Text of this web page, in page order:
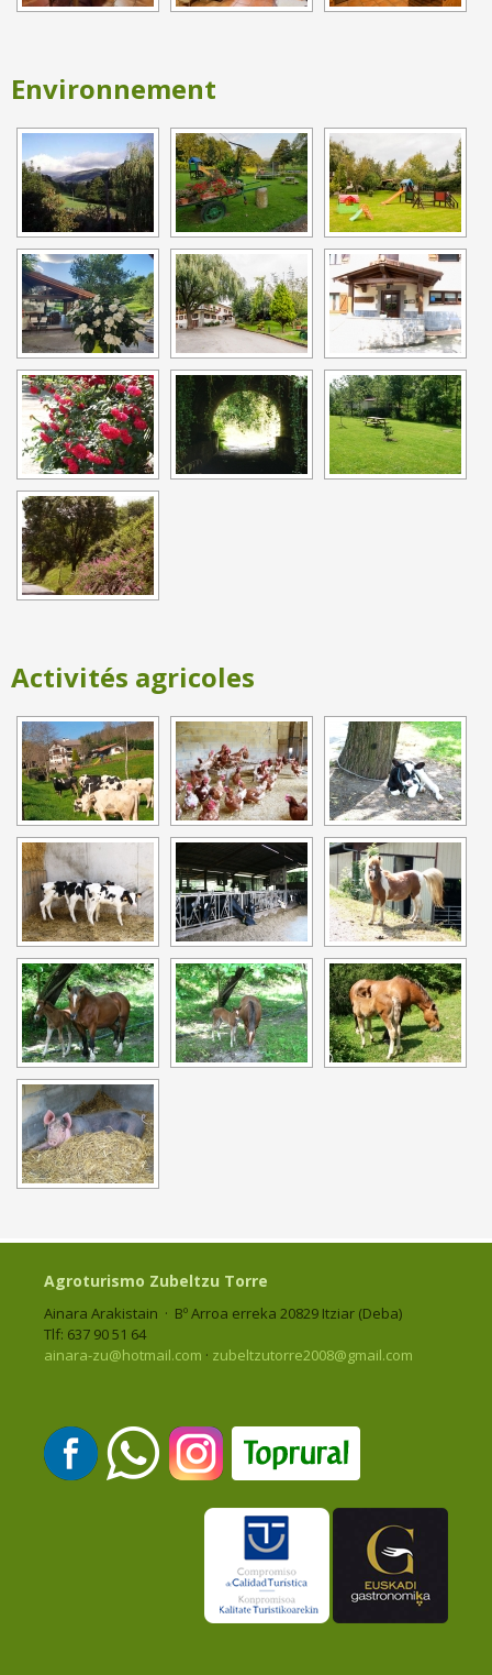
Environnement
Activités agricoles
Agroturismo Zubeltzu Torre
Ainara Arakistain · Bº Arroa erreka 20829 Itziar (Deba)
Tlf: 637 90 51 64
ainara-zu@hotmail.com · zubeltzutorre2008@gmail.com